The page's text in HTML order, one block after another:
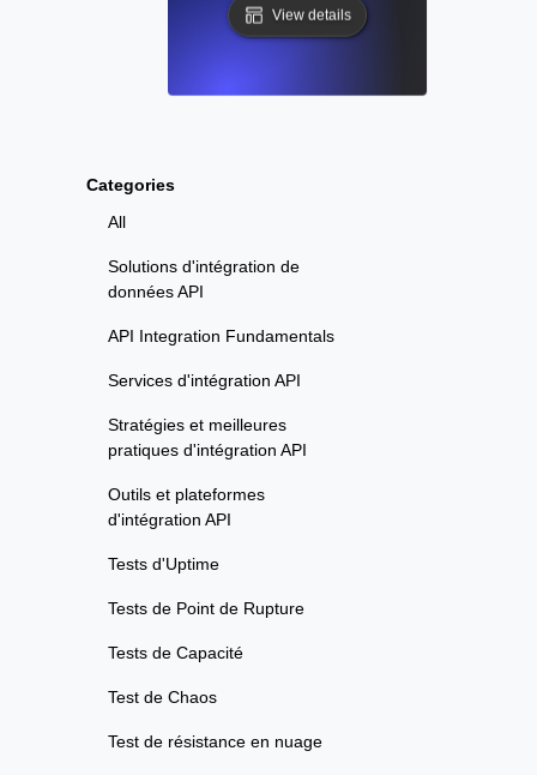
Categories
All
Solutions d'intégration de
données API
API Integration Fundamentals
Services d'intégration API
Stratégies et meilleures
pratiques d'intégration API
Outils et plateformes
d'intégration API
Tests d'Uptime
Tests de Point de Rupture
Tests de Capacité
Test de Chaos
Test de résistance en nuage
View details